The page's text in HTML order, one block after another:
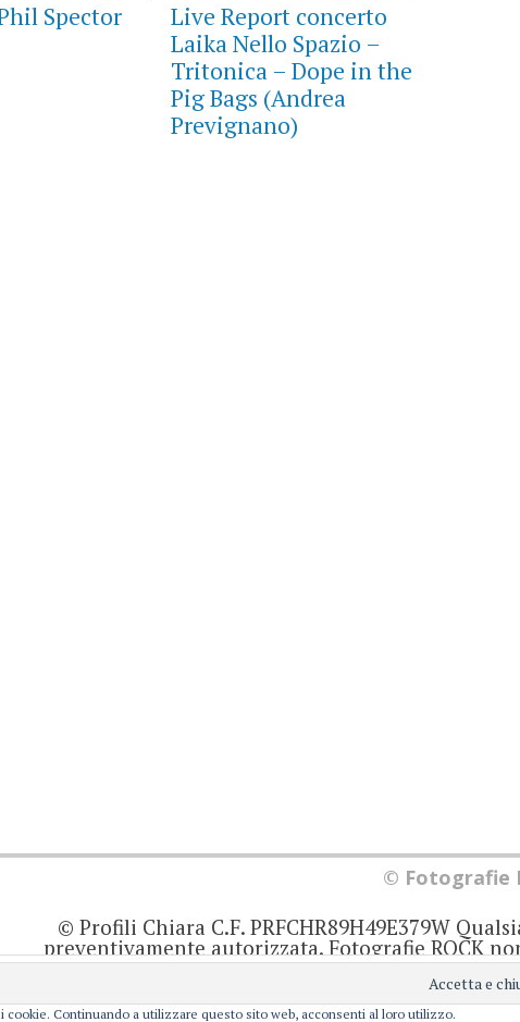
Spector
Live Report concerto
Laika Nello Spazio –
Tritonica – Dope in the
Pig Bags (Andrea
Prevignano)
© Fotografie
© Profili Chiara C.F. PRFCHR89H49E379W
preventivamente autorizzata. Fotografie ROCK
quanto viene aggiornato senza alcuna
prodotto editoriale ai sensi della legge 62
responsabile di ciò che scrive
cookie. Continuando a utilizzare questo sito web, acconsenti al loro utilizzo.